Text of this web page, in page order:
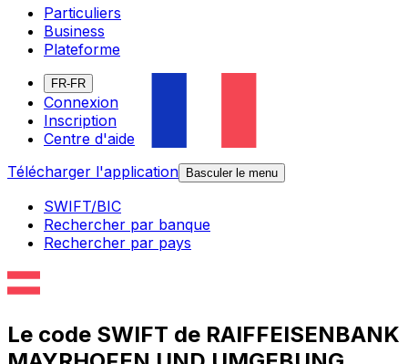
Particuliers
Business
Plateforme
FR-FR
Connexion
Inscription
Centre d'aide
Télécharger l'application
Basculer le menu
SWIFT/BIC
Rechercher par banque
Rechercher par pays
Le code SWIFT de RAIFFEISENBANK